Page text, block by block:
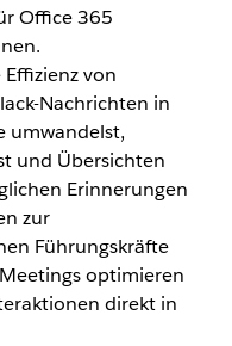
Office 365
Effizienz von
Nachrichten in
umwandelst,
und Übersichten
Erinnerungen
zur
Führungskräfte
optimieren
direkt in